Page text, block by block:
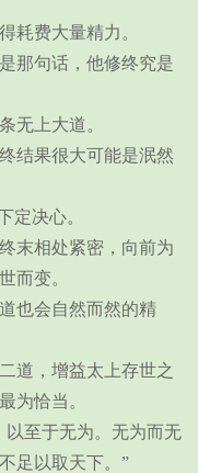
耗费大量精力。
那句话，他修终究是
无上大道。
结果很大可能是泯然
定决心。
末相处紧密，向前为
而变。
也会自然而然的精
道，增益太上存世之
为恰当。
至于无为。无为而无
足以取天下。”